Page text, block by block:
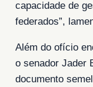
capacidade de
federados”,
Além do ofício
o senador Jader
documento